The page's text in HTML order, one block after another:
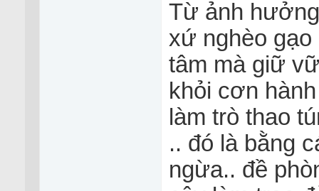
Từ ảnh
xứ nghèo
tâm mà giữ
khỏi cơn
làm trò thao
.. đó là bằng
ngừa.. đề